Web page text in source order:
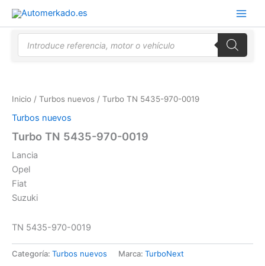
contenido
Búsqueda
Inicio / Turbos nuevos / Turbo TN 5435-970-0019
Turbos nuevos
Turbo TN 5435-970-0019
Lancia
Opel
Fiat
Suzuki
TN 5435-970-0019
Categoría: Turbos nuevos Marca: TurboNext